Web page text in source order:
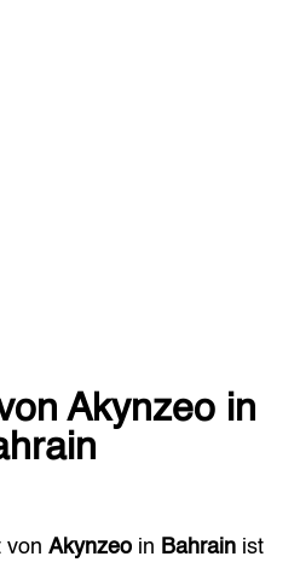
Akynzeoin
von Akynzeoin Bahrainist